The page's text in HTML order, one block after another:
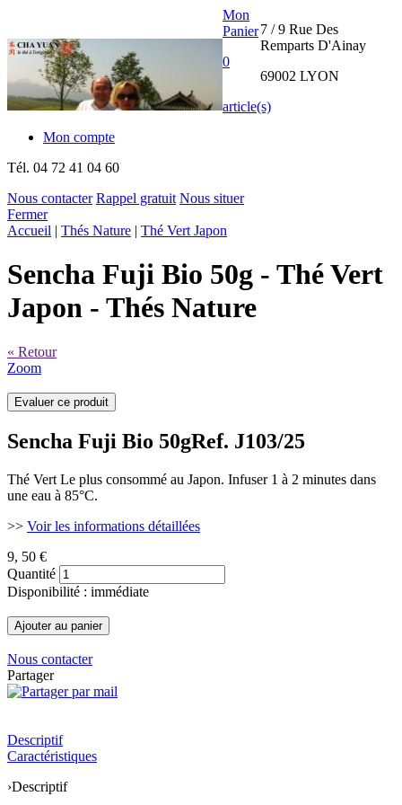
THE CHA
YUAN
INTERNATIONAL
7 / 9 Rue Des
Remparts D'Ainay
69002 LYON
Mon
Panier
0
article(s)
Mon compte
Tél. 04 72 41 04 60
Nous contacter Rappel gratuit Nous situer
Fermer
Accueil | Thés Nature | Thé Vert Japon
Sencha Fuji Bio 50g - Thé Vert
Japon - Thés Nature
« Retour
Zoom
Sencha Fuji Bio 50gRef. J103/25
Thé Vert Le plus consommé au Japon. Infuser 1 à 2 minutes dans
une eau à 85°C.
>> Voir les informations détaillées
9, 50 €
Quantité
Disponibilité : immédiate
Nous contacter
Partager
Descriptif
Caractéristiques
›Descriptif